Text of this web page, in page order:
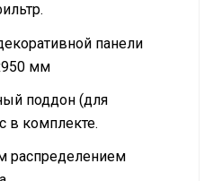
панели
мм
поддон (для
в комплекте.
распределением